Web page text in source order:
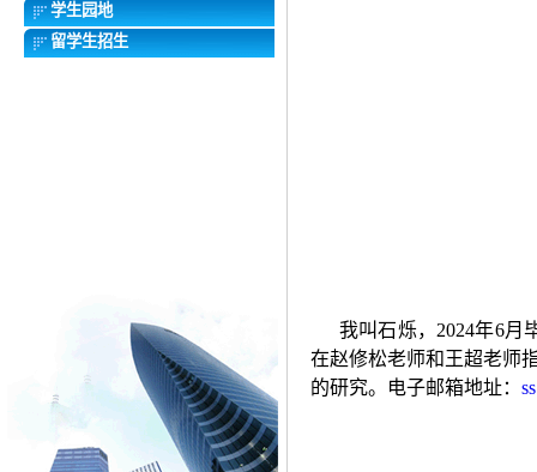
学生园地
留学生招生
我叫石烁， 2024年6月
在赵修松老师和王超老师
的研究。电子邮箱地址：